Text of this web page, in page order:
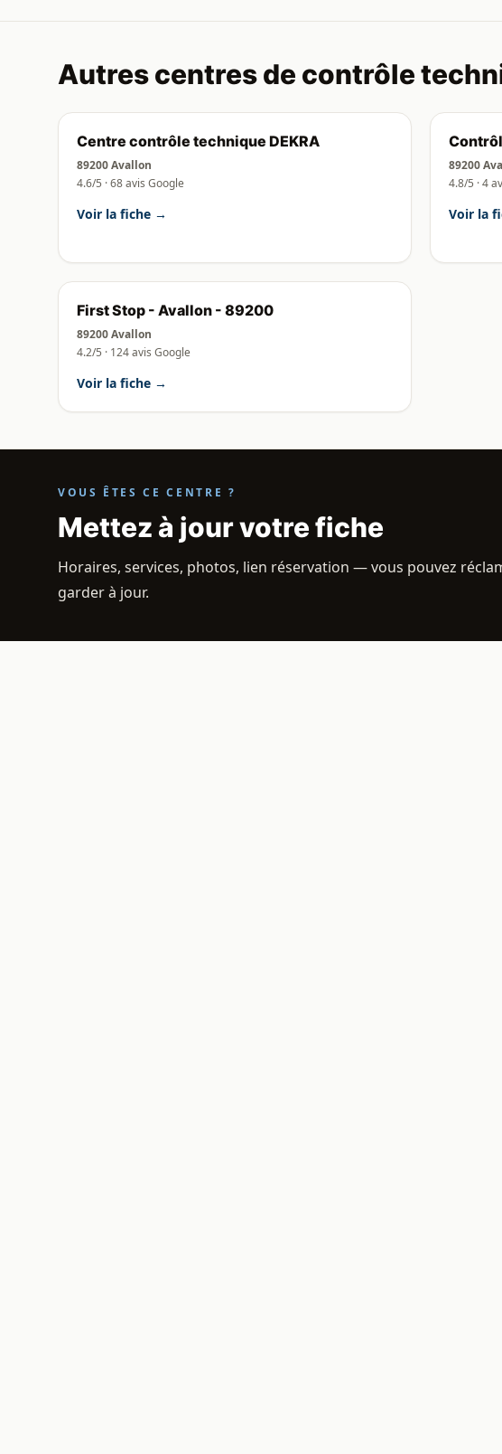
Autres centres de contrôle
Centre contrôle technique DEKRA
89200 Avallon
4.6/5 · 68 avis Google
Voir la fiche →
89200
4.8/5 · 4
Voir la
First Stop - Avallon - 89200
89200 Avallon
4.2/5 · 124 avis Google
Voir la fiche →
VOUS ÊTES CE CENTRE ?
Mettez à jour votre fiche
Horaires, services, photos, lien réservation — vous pouvez
garder à jour.